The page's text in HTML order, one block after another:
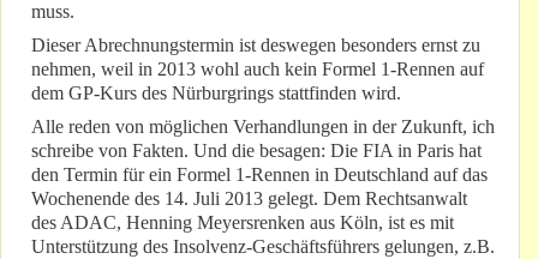
muss.
Dieser Abrechnungstermin ist deswegen besonders ernst zu
nehmen, weil in 2013 wohl auch kein Formel 1-Rennen auf
dem GP-Kurs des Nürburgrings stattfinden wird.
Alle reden von möglichen Verhandlungen in der Zukunft, ich
schreibe von Fakten. Und die besagen: Die FIA in Paris hat
den Termin für ein Formel 1-Rennen in Deutschland auf das
Wochenende des 14. Juli 2013 gelegt. Dem Rechtsanwalt
des ADAC, Henning Meyersrenken aus Köln, ist es mit
Unterstützung des Insolvenz-Geschäftsführers gelungen, z.B.